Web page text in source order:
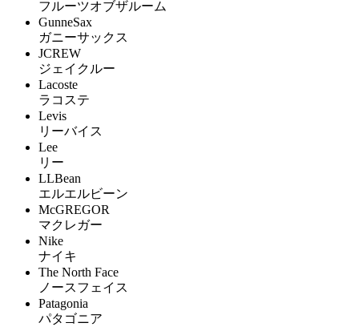
フルーツオブザルーム
GunneSax
ガニーサックス
JCREW
ジェイクルー
Lacoste
ラコステ
Levis
リーバイス
Lee
リー
LLBean
エルエルビーン
McGREGOR
マクレガー
Nike
ナイキ
The North Face
ノースフェイス
Patagonia
パタゴニア